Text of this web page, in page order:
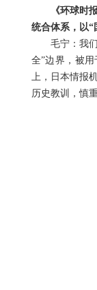
《环球时
统合体系，以“
毛宁：我
全”边界，被
上，日本情报
历史教训，慎重